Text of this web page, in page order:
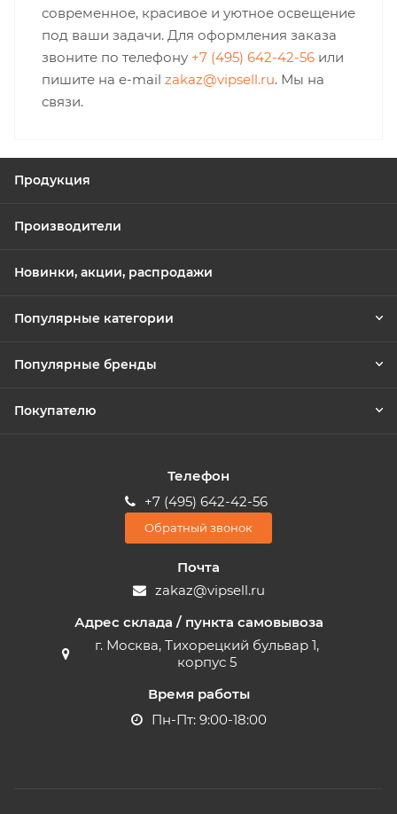
современное, красивое и уютное освещение
под ваши задачи. Для оформления заказа
звоните по телефону +7 (495) 642-42-56 или
пишите на e-mail zakaz@vipsell.ru. Мы на
связи.
Продукция
Производители
Новинки, акции, распродажи
Популярные категории
Популярные бренды
Покупателю
Телефон
+7 (495) 642-42-56
Обратный звонок
Почта
zakaz@vipsell.ru
Адрес склада / пункта самовывоза
г. Москва, Тихорецкий бульвар 1,
корпус 5
Время работы
Пн-Пт: 9:00-18:00